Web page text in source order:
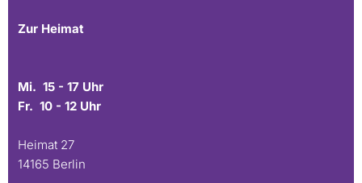
Zur Heimat
Mi. 15 - 17 Uhr
Fr. 10 - 12 Uhr
Heimat 27
14165 Berlin